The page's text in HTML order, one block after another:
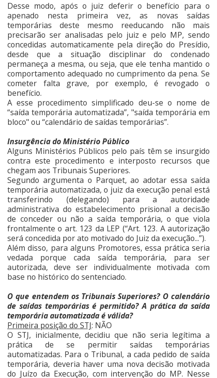
Desse modo, após o juiz deferir o benefício para o
apenado nesta primeira vez, as novas saídas
temporárias deste mesmo reeducando não mais
precisarão ser analisadas pelo juiz e pelo MP, sendo
concedidas automaticamente pela direção do Presídio,
desde que a situação disciplinar do condenado
permaneça a mesma, ou seja, que ele tenha mantido o
comportamento adequado no cumprimento da pena. Se
cometer falta grave, por exemplo, é revogado o
benefício.
A esse procedimento simplificado deu-se o nome de
“saída temporária automatizada”, "saída temporária em
bloco" ou “calendário de saídas temporárias”.
Insurgência do Ministério Público
Alguns Ministérios Públicos pelo país têm se insurgido
contra este procedimento e interposto recursos que
chegam aos Tribunais Superiores.
Segundo argumenta o Parquet, ao adotar essa saída
temporária automatizada, o juiz da execução penal está
transferindo (delegando) para a autoridade
administrativa do estabelecimento prisional a decisão
de conceder ou não a saída temporária, o que viola
frontalmente o art. 123 da LEP (“Art. 123. A autorização
será concedida por ato motivado do Juiz da execução...”).
Além disso, para alguns Promotores, essa prática seria
vedada porque cada saída temporária, para ser
autorizada, deve ser individualmente motivada com
base no histórico do sentenciado.
O que entendem os Tribunais Superiores? O calendário
de saídas temporárias é permitido? A prática da saída
temporária automatizada é válida?
Primeira posição do STJ: NÃO
O STJ, inicialmente, decidiu que não seria legítima a
prática de se permitir saídas temporárias
automatizadas. Para o Tribunal, a cada pedido de saída
temporária, deveria haver uma nova decisão motivada
do Juízo da Execução, com intervenção do MP. Nesse